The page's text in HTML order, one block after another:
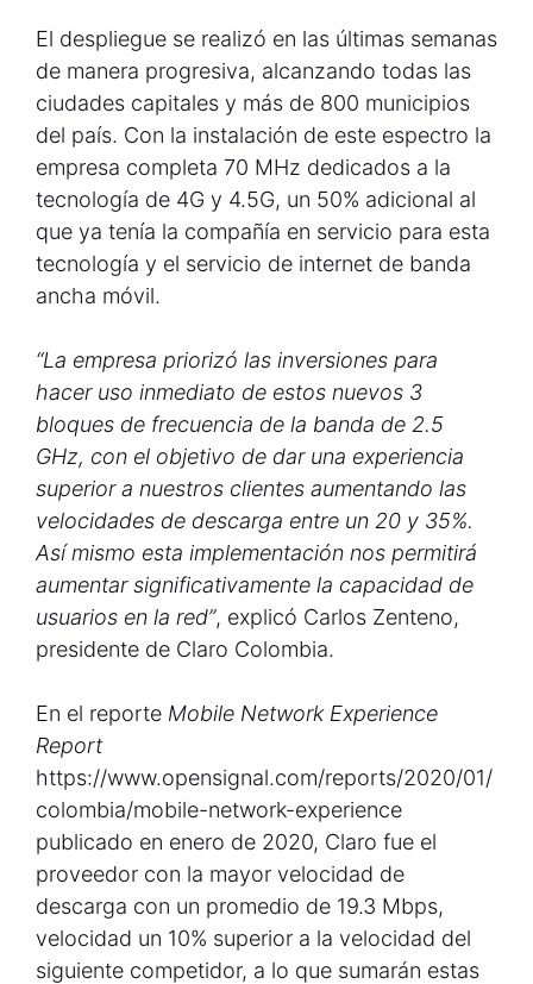
El despliegue se realizó en las últimas semanas
de manera progresiva, alcanzando todas las
ciudades capitales y más de 800 municipios
del país. Con la instalación de este espectro la
empresa completa 70 MHz dedicados a la
tecnología de 4G y 4.5G, un 50% adicional al
que ya tenía la compañía en servicio para esta
tecnología y el servicio de internet de banda
ancha móvil.
“La empresa priorizó las inversiones para
hacer uso inmediato de estos nuevos 3
bloques de frecuencia de la banda de 2.5
GHz, con el objetivo de dar una experiencia
superior a nuestros clientes aumentando las
velocidades de descarga entre un 20 y 35%.
Así mismo esta implementación nos permitirá
aumentar significativamente la capacidad de
usuarios en la red”, explicó Carlos Zenteno,
presidente de Claro Colombia.
En el reporte Mobile Network Experience
Report
https://www.opensignal.com/reports/2020/01/
colombia/mobile-network-experience
publicado en enero de 2020, Claro fue el
proveedor con la mayor velocidad de
descarga con un promedio de 19.3 Mbps,
velocidad un 10% superior a la velocidad del
siguiente competidor, a lo que sumarán estas